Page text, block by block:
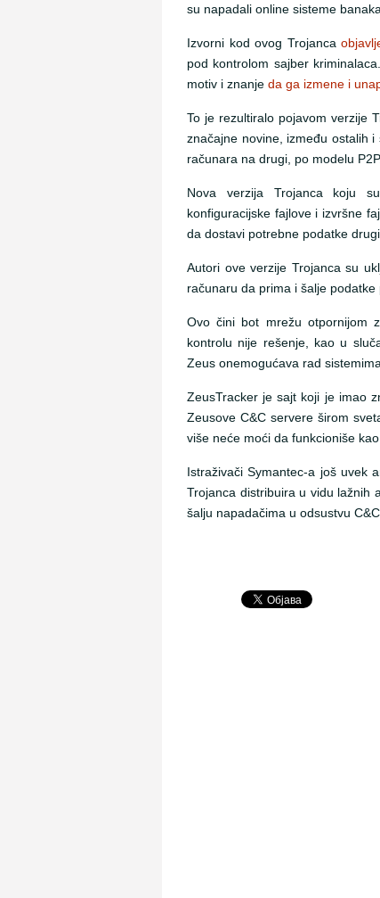
su napadali online sisteme
Izvorni kod ovog Trojanca
pod kontrolom sajber
motiv i znanje da ga izmene i
To je rezultiralo pojavom verzije
značajne novine, između ostalih
računara na drugi, po modelu
Nova verzija Trojanca koju
konfiguracijske fajlove i izvršne
da dostavi potrebne podatke
Autori ove verzije Trojanca su
računaru da prima i šalje
Ovo čini bot mrežu otpornijom
kontrolu nije rešenje, kao u
Zeus onemogućava rad
ZeusTracker je sajt koji je imao
Zeusove C&C servere širom
više neće moći da funkcioniše
Istraživači Symantec-a još uvek
Trojanca distribuira u vidu lažnih
šalju napadačima u odsustvu